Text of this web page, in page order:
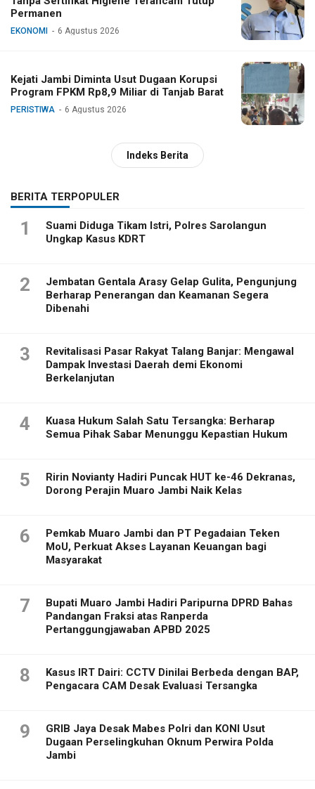
Permanen
EKONOMI 6 Agustus 2026
Kejati Jambi Diminta Usut Dugaan Korupsi
Program FPKM Rp8,9 Miliar di Tanjab Barat
PERISTIWA 6 Agustus 2026
Indeks Berita
BERITA TERPOPULER
1
Suami Diduga Tikam Istri, Polres Sarolangun
Ungkap Kasus KDRT
2
Jembatan Gentala Arasy Gelap Gulita, Pengunjung
Berharap Penerangan dan Keamanan Segera
Dibenahi
3
Revitalisasi Pasar Rakyat Talang Banjar: Mengawal
Dampak Investasi Daerah demi Ekonomi
Berkelanjutan
4
Kuasa Hukum Salah Satu Tersangka: Berharap
Semua Pihak Sabar Menunggu Kepastian Hukum
5
Ririn Novianty Hadiri Puncak HUT ke-46 Dekranas,
Dorong Perajin Muaro Jambi Naik Kelas
6
Pemkab Muaro Jambi dan PT Pegadaian Teken
MoU, Perkuat Akses Layanan Keuangan bagi
Masyarakat
7
Bupati Muaro Jambi Hadiri Paripurna DPRD Bahas
Pandangan Fraksi atas Ranperda
Pertanggungjawaban APBD 2025
8
Kasus IRT Dairi: CCTV Dinilai Berbeda dengan BAP,
Pengacara CAM Desak Evaluasi Tersangka
9
GRIB Jaya Desak Mabes Polri dan KONI Usut
Dugaan Perselingkuhan Oknum Perwira Polda
Jambi